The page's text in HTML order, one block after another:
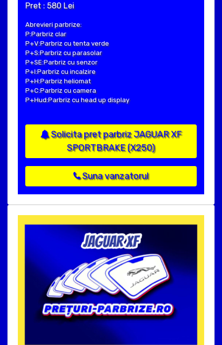
Pret : 580 Lei
Abrevieri parbrize:
P:Parbriz clar
P+V:Parbriz cu tenta verde
P+S:Parbriz cu parasolar
P+SE:Parbriz cu senzor
P+I:Parbriz cu incalzire
P+H:Parbriz heliomat
P+C:Parbriz cu camera
P+Hud:Parbriz cu head up display
Solicita pret parbriz JAGUAR XF
SPORTBRAKE (X250)
Suna vanzatorul